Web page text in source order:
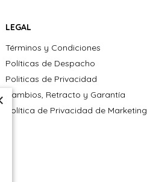
LEGAL
Términos y Condiciones
Políticas de Despacho
Politicas de Privacidad
Cambios, Retracto y Garantía
Política de Privacidad de Marketing